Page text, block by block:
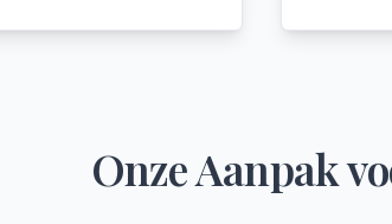
Onze Aanpak